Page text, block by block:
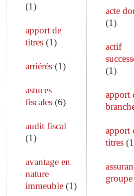
(1)
apport de
titres(1)
arriérés(1)
astuces
fiscales(6)
audit fiscal
(1)
avantage en
nature
immeuble(1)
acte
(1)
actif
(1)
apport
apport
titres(1
groupe